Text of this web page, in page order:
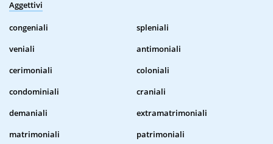
Aggettivi
congeniali
spleniali
veniali
antimoniali
cerimoniali
coloniali
condominiali
craniali
demaniali
extramatrimoniali
matrimoniali
patrimoniali